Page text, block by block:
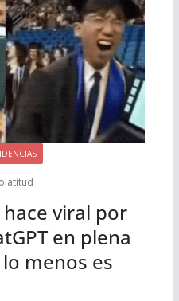
viral por
en plena
menos es